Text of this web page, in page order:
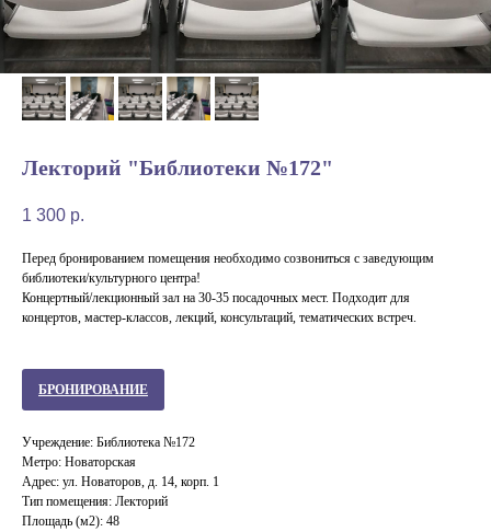
Лекторий "Библиотеки №172"
1 300 р.
Перед бронированием помещения необходимо созвониться с заведующим
библиотеки/культурного центра!
Концертный/лекционный зал на 30-35 посадочных мест. Подходит для
концертов, мастер-классов, лекций, консультаций, тематических встреч.
БРОНИРОВАНИЕ
Учреждение: Библиотека №172
Метро: Новаторская
Адрес: ул. Новаторов, д. 14, корп. 1
Тип помещения: Лекторий
Площадь (м2): 48